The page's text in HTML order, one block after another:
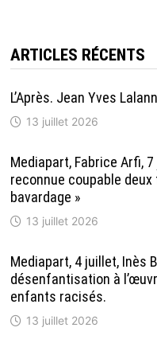
ARTICLES RÉCENTS
L’Après. Jean Yves
13 juillet 2026
Mediapart, Fabrice Arfi,
reconnue coupable deux
bavardage »
13 juillet 2026
Mediapart, 4 juillet, Inès
désenfantisation à
enfants racisés.
13 juillet 2026